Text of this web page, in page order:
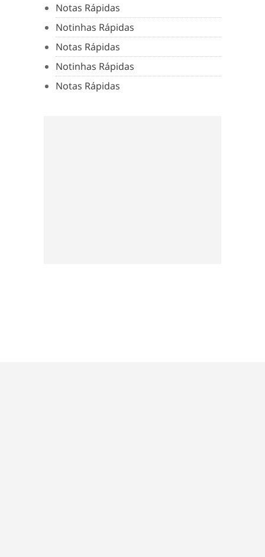
Notas Rápidas
Notinhas Rápidas
Notas Rápidas
Notinhas Rápidas
Notas Rápidas